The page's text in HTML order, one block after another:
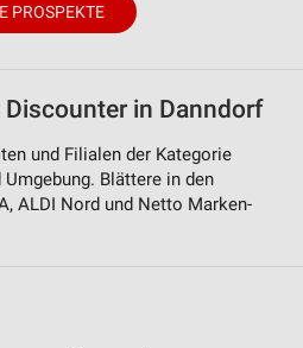
PROSPEKTE
in Danndorf
und Filialen der Kategorie
Blättere in den
ALDI Nord und Netto Marken-